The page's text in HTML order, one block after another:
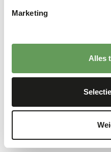
Marketing
Alles